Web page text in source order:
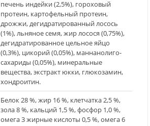
печень индейки (2,5%), гороховый
протеин, картофельный протеин,
дрожжи, дегидратированный лосось
(1%), льняное семя, жир лосося (0,75%),
дегидратированное цельное яйцо
(0,3%), цикорий (0,05%), маннанолиго-
сахариды (0,05%), минеральные
вещества, экстракт юкки, глюкозамин,
хондроитин.
Белок 28 %, жир 16 %, клетчатка 2,5 %,
зола 8 %, кальций 1,5 %, фосфор 1,0 %,
омега 3 жирные кислоты 0,5 %, омега 6